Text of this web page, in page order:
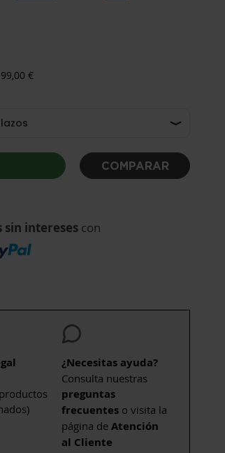
€
COMPARAR
sin interesescon
¿Necesitas ayuda?
Consulta nuestras
preguntas
frecuentes o visita la
página deAtención
al Cliente